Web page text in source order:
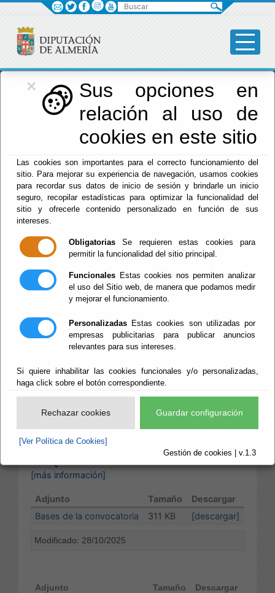
×
Sus opciones en
relación al uso de
cookies en este sitio
Las cookies son importantes para el correcto funcionamiento del
sitio. Para mejorar su experiencia de navegación, usamos cookies
para recordar sus datos de inicio de sesión y brindarle un inicio
seguro, recopilar estadísticas para optimizar la funcionalidad del
sitio y ofrecerle contenido personalizado en función de sus
intereses.
Obligatorias Se requieren estas cookies para
permitir la funcionalidad del sitio principal.
Funcionales Estas cookies nos permiten analizar
el uso del Sitio web, de manera que podamos medir
y mejorar el funcionamiento.
Personalizadas Estas cookies son utilizadas por
empresas publicitarias para publicar anuncios
relevantes para sus intereses.
Si quiere inhabilitar las cookies funcionales y/o personalizadas,
haga click sobre el botón correspondiente.
Rechazar cookies Guardar configuración
[Ver Política de Cookies]
Gestión de cookies | v.1.3
Diputación
Menú Diputación
DE PELUQUERO/A
CONVOCATORIA
LISTA DE ESPERA
DE PELUQUERO/A
Diputación Provincial de Almería
Asistencia a Municipios, Personal
Empleo Público - Empleo Temporal -
Publicado:
17/10/2025
Modificado: 06/11/2025
Modificado:11/12/2025
Modificado:
Modificado: 09/02/2026
Modificado:
Modificado:18/03/2026
Modificado:27/03/2026
CONVOCATORIA DE LISTA DE ESPERA DE
[más información]
Adjunto Tamaño
Descargar
Bases de la convocatoria
311 KB [descargar]
Modificado: 28/10/2025
Adjunto Tamaño
Descargar
Buscar